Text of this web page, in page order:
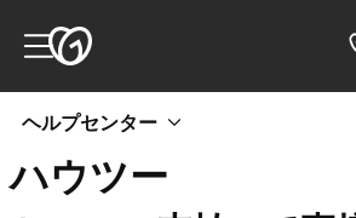
ヘルプセンター
ハウツー